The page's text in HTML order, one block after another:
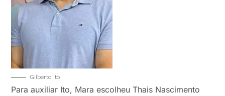
Gilberto Ito
Para auxiliar Ito, Mara escolheu Thais Nascimento